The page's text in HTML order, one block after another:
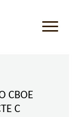
СВОЕ
С